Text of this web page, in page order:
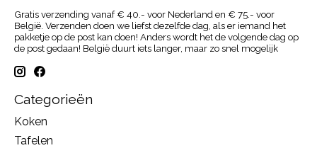
Gratis verzending vanaf € 40.- voor Nederland en € 75.- voor
België. Verzenden doen we liefst dezelfde dag, als er iemand het
pakketje op de post kan doen! Anders wordt het de volgende dag op
de post gedaan! België duurt iets langer, maar zo snel mogelijk
Categorieën
Koken
Tafelen